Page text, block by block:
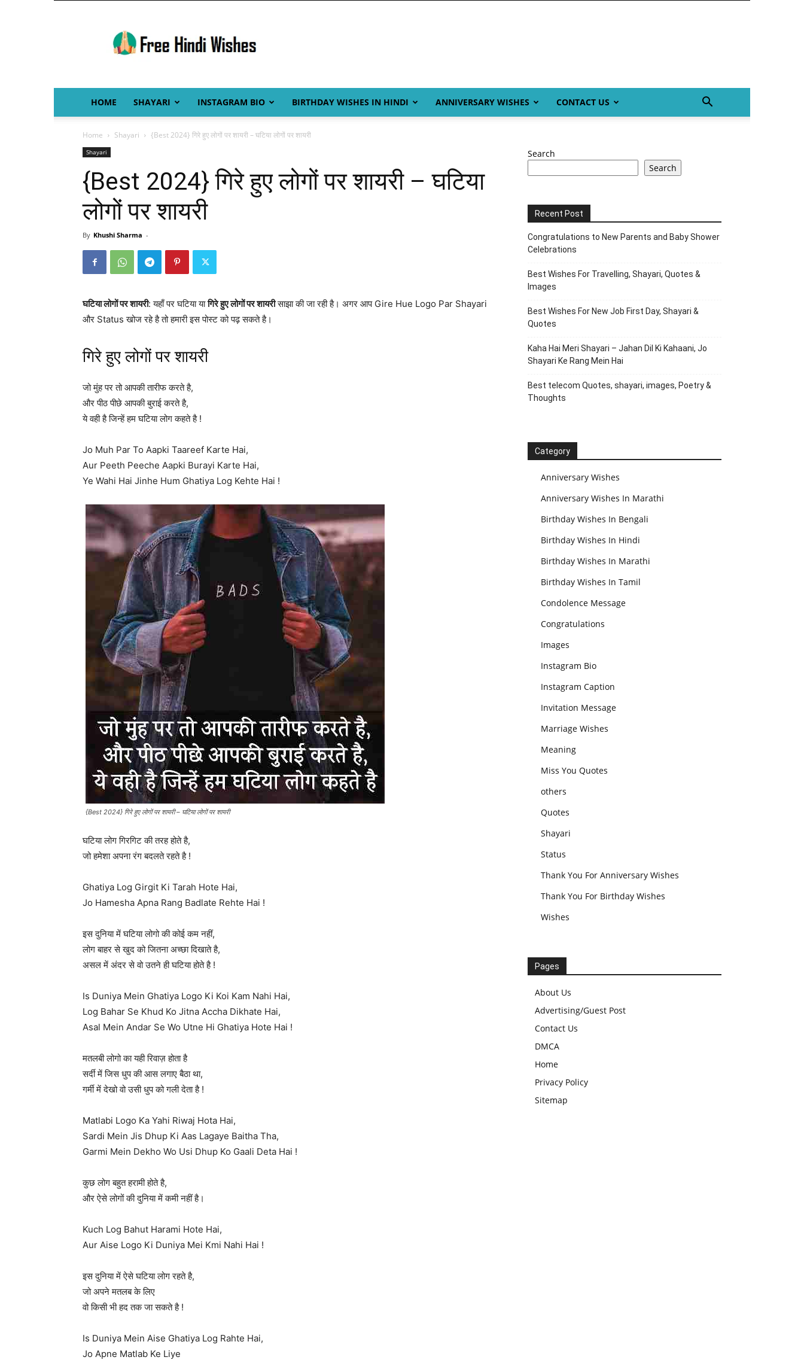
Hindi
Wishes
HOME SHAYARI INSTAGRAM BIO BIRTHDAY WISHES IN HINDI ANNIVERSARY WISHES CONTACT US
Home Shayari {Best 2024} गिरे हुए लोगों पर शायरी – घटिया लोगों पर शायरी
Shayari
{Best 2024} गिरे हुए लोगों पर शायरी – घटिया
लोगों पर शायरी
By Khushi Sharma -
घटिया लोगों पर शायरी: यहाँ पर घटिया यागिरे हुए लोगों पर शायरीसाझा की जा रही है। अगर आप Gire Hue Logo Par Shayari
और Status खोज रहे है तो हमारी इस पोस्ट को पढ़ सकते है।
गिरे हुए लोगों पर शायरी
जो मुंह पर तो आपकी तारीफ करते है,
और पीठ पीछे आपकी बुराई करते है,
ये वही है जिन्हें हम घटिया लोग कहते है !
Jo Muh Par To Aapki Taareef Karte Hai,
Aur Peeth Peeche Aapki Burayi Karte Hai,
Ye Wahi Hai Jinhe Hum Ghatiya Log Kehte Hai !
{Best 2024} गिरे हुए लोगों पर शायरी – घटिया लोगों पर शायरी
घटिया लोग गिरगिट की तरह होते है,
जो हमेशा अपना रंग बदलते रहते है !
Ghatiya Log Girgit Ki Tarah Hote Hai,
Jo Hamesha Apna Rang Badlate Rehte Hai !
इस दुनिया में घटिया लोगो की कोई कम नहीं,
लोग बाहर से खुद को जितना अच्छा दिखाते है,
असल में अंदर से वो उतने ही घटिया होते है !
Is Duniya Mein Ghatiya Logo Ki Koi Kam Nahi Hai,
Log Bahar Se Khud Ko Jitna Accha Dikhate Hai,
Asal Mein Andar Se Wo Utne Hi Ghatiya Hote Hai !
मतलबी लोगो का यही रिवाज़ होता है
सर्दी में जिस धुप की आस लगाए बैठा था,
गर्मी में देखो वो उसी धुप को गली देता है !
Matlabi Logo Ka Yahi Riwaj Hota Hai,
Sardi Mein Jis Dhup Ki Aas Lagaye Baitha Tha,
Garmi Mein Dekho Wo Usi Dhup Ko Gaali Deta Hai !
कुछ लोग बहुत हरामी होते है,
और ऐसे लोगों की दुनिया में कमी नहीं है।
Kuch Log Bahut Harami Hote Hai,
Aur Aise Logo Ki Duniya Mei Kmi Nahi Hai !
इस दुनिया में ऐसे घटिया लोग रहते है,
जो अपने मतलब के लिए
वो किसी भी हद तक जा सकते है !
Is Duniya Mein Aise Ghatiya Log Rahte Hai,
Jo Apne Matlab Ke Liye
Search
Search
Recent Post
Congratulations to New Parents and Baby Shower
Celebrations
Best Wishes For Travelling, Shayari, Quotes &
Images
Best Wishes For New Job First Day, Shayari &
Quotes
Kaha Hai Meri Shayari – Jahan Dil Ki Kahaani, Jo
Shayari Ke Rang Mein Hai
Best telecom Quotes, shayari, images, Poetry &
Thoughts
Category
Anniversary Wishes
Anniversary Wishes In Marathi
Birthday Wishes In Bengali
Birthday Wishes In Hindi
Birthday Wishes In Marathi
Birthday Wishes In Tamil
Condolence Message
Congratulations
Images
Instagram Bio
Instagram Caption
Invitation Message
Marriage Wishes
Meaning
Miss You Quotes
others
Quotes
Shayari
Status
Thank You For Anniversary Wishes
Thank You For Birthday Wishes
Wishes
Pages
About Us
Advertising/Guest Post
Contact Us
DMCA
Home
Privacy Policy
Sitemap